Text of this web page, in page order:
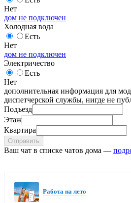
Нет
дом не подключен
Холодная вода
Есть
Нет
дом не подключен
Электричество
Есть
Нет
дополнительная информация для
диспетчерской службы, нигде не
Подъезд
Этаж
Квартира
Отправить
Ваш чат в списке чатов дома —
Работа на лето